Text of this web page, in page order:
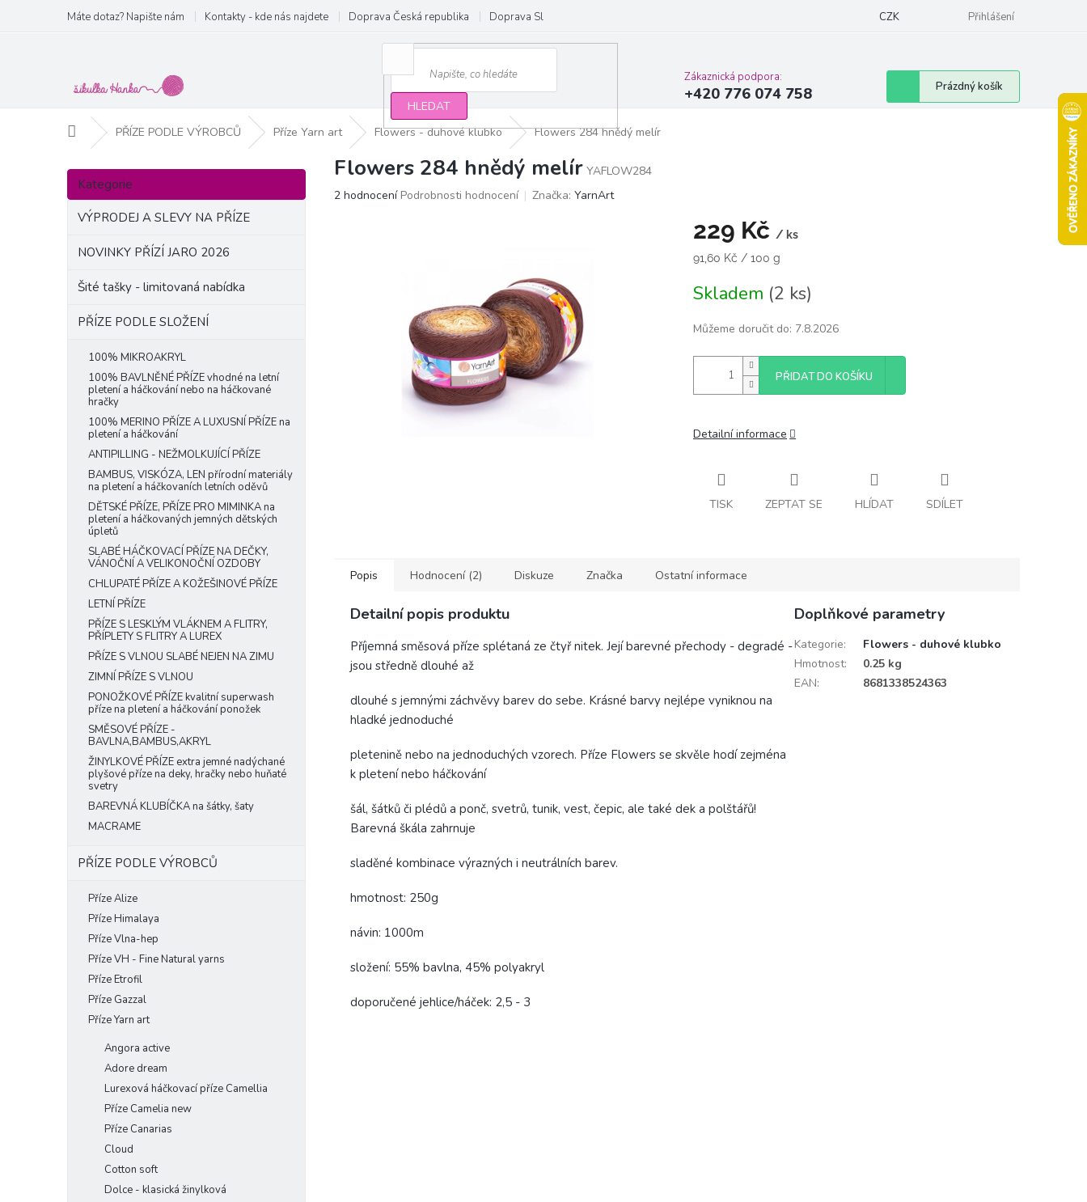
obsah
Máte dotaz? Napište nám Kontakty - kde nás najdete Doprava Česká republika Doprava Slovensko a EU Podmínky ochrany osobních údajů Moje objednávka
CZK Přihlášení
HLEDAT
Zákaznická podpora:
+420 776 074 758
Nákupní
košík
Prázdný košík
Domů PŘÍZE PODLE VÝROBCŮ Příze Yarn art Flowers - duhové klubko Flowers 284 hnědý melír
P
s
Přeskočit
kategorie
Kategorie
VÝPRODEJ A SLEVY NA PŘÍZE
NOVINKY PŘÍZÍ JARO 2026
Šité tašky - limitovaná nabídka
PŘÍZE PODLE SLOŽENÍ
100% MIKROAKRYL
100% BAVLNĚNÉ PŘÍZE vhodné na letní
pletení a háčkování nebo na háčkované
hračky
100% MERINO PŘÍZE A LUXUSNÍ PŘÍZE na
pletení a háčkování
ANTIPILLING - NEŽMOLKUJÍCÍ PŘÍZE
BAMBUS, VISKÓZA, LEN přírodní materiály
na pletení a háčkovaních letních oděvů
DĚTSKÉ PŘÍZE, PŘÍZE PRO MIMINKA na
pletení a háčkovaných jemných dětských
úpletů
SLABÉ HÁČKOVACÍ PŘÍZE NA DEČKY,
VÁNOČNÍ A VELIKONOČNÍ OZDOBY
CHLUPATÉ PŘÍZE A KOŽEŠINOVÉ PŘÍZE
LETNÍ PŘÍZE
PŘÍZE S LESKLÝM VLÁKNEM A FLITRY,
PŘÍPLETY S FLITRY A LUREX
PŘÍZE S VLNOU SLABÉ NEJEN NA ZIMU
ZIMNÍ PŘÍZE S VLNOU
PONOŽKOVÉ PŘÍZE kvalitní superwash
příze na pletení a háčkování ponožek
SMĚSOVÉ PŘÍZE -
BAVLNA,BAMBUS,AKRYL
ŽINYLKOVÉ PŘÍZE extra jemné nadýchané
plyšové příze na deky, hračky nebo huňaté
svetry
BAREVNÁ KLUBÍČKA na šátky, šaty
MACRAME
PŘÍZE PODLE VÝROBCŮ
Příze Alize
Příze Himalaya
Příze Vlna-hep
Příze VH - Fine Natural yarns
Příze Etrofil
Příze Gazzal
Příze Yarn art
Angora active
Adore dream
Lurexová háčkovací příze Camellia
Příze Camelia new
Příze Canarias
Cloud
Cotton soft
Dolce - klasická žinylková
Flowers 284 hnědý melír YAFLOW284
Průměrné
2 hodnocení Podrobnosti hodnocení Značka: YarnArt
229 Kč / ks
Měrná
91,60 Kč / 100 g
Skladem (2 ks)
Můžeme doručit do: 7.8.2026
PŘIDAT DO KOŠÍKU
Detailní informace
TISK ZEPTAT SE HLÍDAT SDÍLET
Popis Hodnocení (2) Diskuze Značka Ostatní informace
Detailní popis produktu
Příjemná směsová příze splétaná ze čtyř nitek. Její barevné přechody - degradé -
jsou středně dlouhé až
dlouhé s jemnými záchvěvy barev do sebe. Krásné barvy nejlépe vyniknou na
hladké jednoduché
pletenině nebo na jednoduchých vzorech. Příze Flowers se skvěle hodí zejména
k pletení nebo háčkování
šál, šátků či plédů a ponč, svetrů, tunik, vest, čepic, ale také dek a polštářů!
Barevná škála zahrnuje
sladěné kombinace výrazných i neutrálních barev.
hmotnost: 250g
návin: 1000m
složení: 55% bavlna, 45% polyakryl
doporučené jehlice/háček: 2,5 - 3
Doplňkové parametry
Kategorie:
Flowers - duhové klubko
Hmotnost:
0.25 kg
EAN: 8681338524363